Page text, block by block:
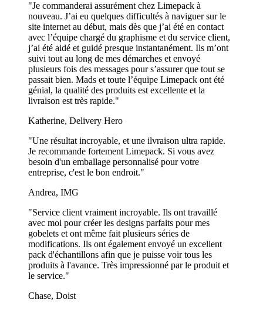
"Je commanderai assurément chez Limepack à
nouveau. J’ai eu quelques difficultés à naviguer sur le
site internet au début, mais dès que j’ai été en contact
avec l’équipe chargé du graphisme et du service client,
j’ai été aidé et guidé presque instantanément. Ils m’ont
suivi tout au long de mes démarches et envoyé
plusieurs fois des messages pour s’assurer que tout se
passait bien. Mads et toute l’équipe Limepack ont été
génial, la qualité des produits est excellente et la
livraison est très rapide."
Katherine, Delivery Hero
"Une résultat incroyable, et une ilvraison ultra rapide.
Je recommande fortement Limepack. Si vous avez
besoin d'un emballage personnalisé pour votre
entreprise, c'est le bon endroit."
Andrea, IMG
"Service client vraiment incroyable. Ils ont travaillé
avec moi pour créer les designs parfaits pour mes
gobelets et ont même fait plusieurs séries de
modifications. Ils ont également envoyé un excellent
pack d'échantillons afin que je puisse voir tous les
produits à l'avance. Très impressionné par le produit et
le service."
Chase, Doist